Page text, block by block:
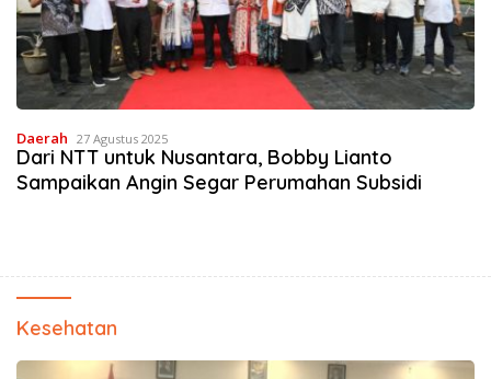
Daerah 27 Agustus 2025
Dari NTT untuk Nusantara, Bobby Lianto
Sampaikan Angin Segar Perumahan Subsidi
Kesehatan